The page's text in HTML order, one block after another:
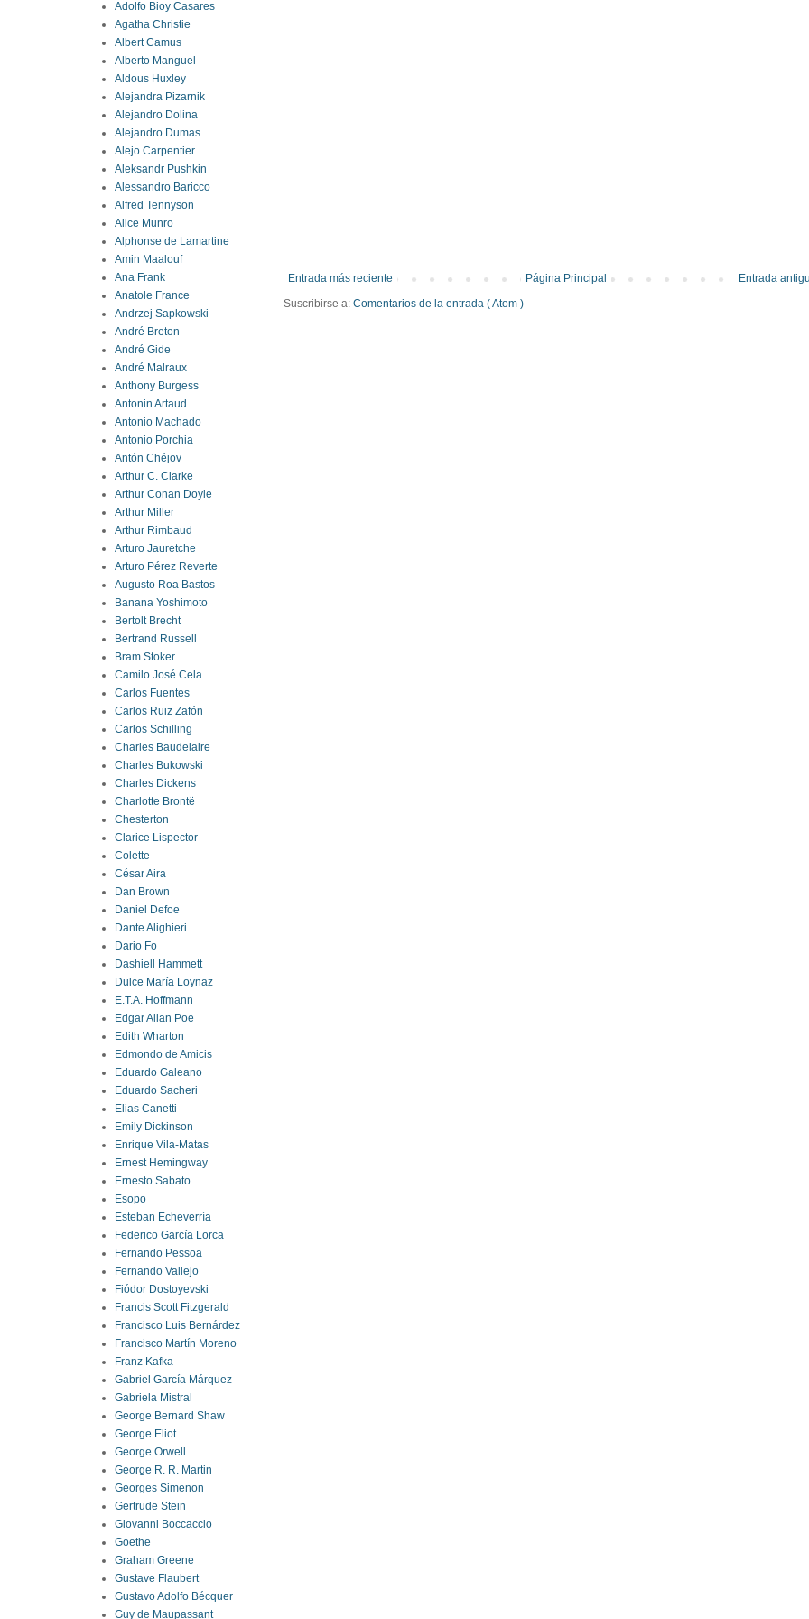
Entrada más reciente Entrada
Página Principal
Suscribirse a: Comentarios de la entrada ( Atom )
Adolfo Bioy Casares
Agatha Christie
Albert Camus
Alberto Manguel
Aldous Huxley
Alejandra Pizarnik
Alejandro Dolina
Alejandro Dumas
Alejo Carpentier
Aleksandr Pushkin
Alessandro Baricco
Alfred Tennyson
Alice Munro
Alphonse de Lamartine
Amin Maalouf
Ana Frank
Anatole France
Andrzej Sapkowski
André Breton
André Gide
André Malraux
Anthony Burgess
Antonin Artaud
Antonio Machado
Antonio Porchia
Antón Chéjov
Arthur C. Clarke
Arthur Conan Doyle
Arthur Miller
Arthur Rimbaud
Arturo Jauretche
Arturo Pérez Reverte
Augusto Roa Bastos
Banana Yoshimoto
Bertolt Brecht
Bertrand Russell
Bram Stoker
Camilo José Cela
Carlos Fuentes
Carlos Ruiz Zafón
Carlos Schilling
Charles Baudelaire
Charles Bukowski
Charles Dickens
Charlotte Brontë
Chesterton
Clarice Lispector
Colette
César Aira
Dan Brown
Daniel Defoe
Dante Alighieri
Dario Fo
Dashiell Hammett
Dulce María Loynaz
E.T.A. Hoffmann
Edgar Allan Poe
Edith Wharton
Edmondo de Amicis
Eduardo Galeano
Eduardo Sacheri
Elias Canetti
Emily Dickinson
Enrique Vila-Matas
Ernest Hemingway
Ernesto Sabato
Esopo
Esteban Echeverría
Federico García Lorca
Fernando Pessoa
Fernando Vallejo
Fiódor Dostoyevski
Francis Scott Fitzgerald
Francisco Luis Bernárdez
Francisco Martín Moreno
Franz Kafka
Gabriel García Márquez
Gabriela Mistral
George Bernard Shaw
George Eliot
George Orwell
George R. R. Martin
Georges Simenon
Gertrude Stein
Giovanni Boccaccio
Goethe
Graham Greene
Gustave Flaubert
Gustavo Adolfo Bécquer
Guy de Maupassant